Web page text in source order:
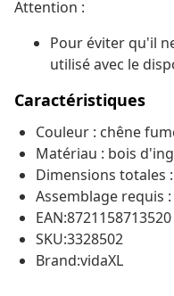
Attention :
Pour éviter qu'il
utilisé avec le
Caractéristiques
Couleur : chêne
Matériau : bois
Dimensions totales :
Assemblage requis
EAN:8721158713520
SKU:3328502
Brand:vidaXL